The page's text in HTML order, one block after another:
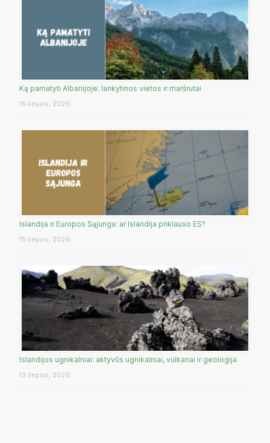
Ką pamatyti Albanijoje: lankytinos vietos ir maršrutai
15 liepos, 2026
Islandija ir Europos Sąjunga: ar Islandija priklauso ES?
15 liepos, 2026
Islandijos ugnikalniai: aktyvūs ugnikalniai, vulkanai ir geologija
13 liepos, 2026